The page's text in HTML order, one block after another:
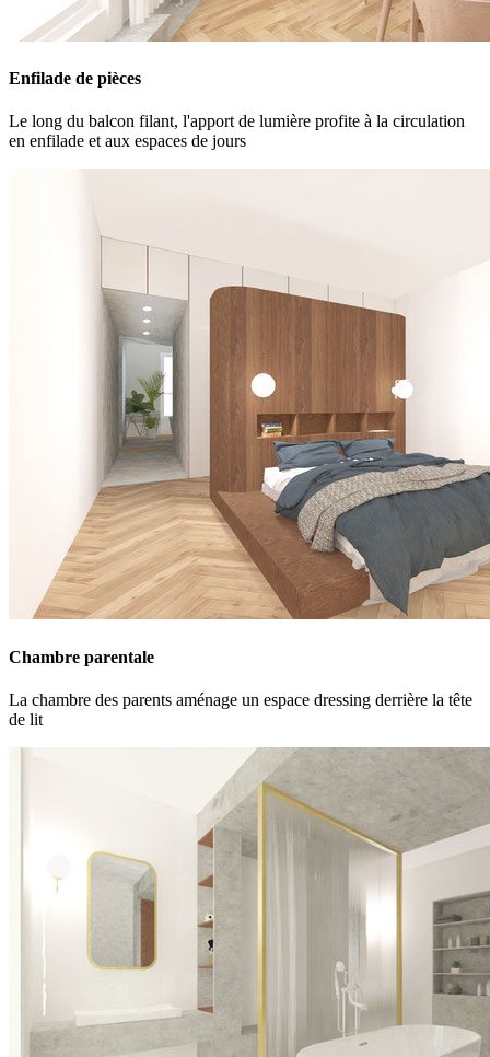
Enfilade de pièces
Le long du balcon filant, l'apport de lumière profite à la circulation
en enfilade et aux espaces de jours
Chambre parentale
La chambre des parents aménage un espace dressing derrière la tête
de lit